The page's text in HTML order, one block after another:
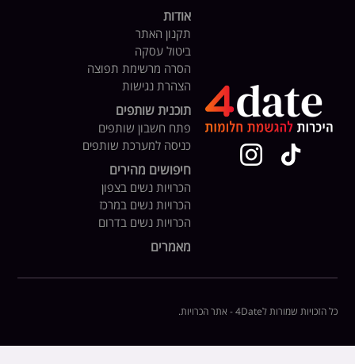
אודות
תקנון האתר
ביטול עסקה
הסרה מרשימת תפוצה
הצהרת נגישות
תוכנית שותפים
פתח חשבון שותפים
כניסה למערכת שותפים
חיפושים מהירים
הכרויות נשים בצפון
הכרויות נשים במרכז
הכרויות נשים בדרום
מאמרים
כל הזכויות שמורות ל4Date - אתר הכרויות.